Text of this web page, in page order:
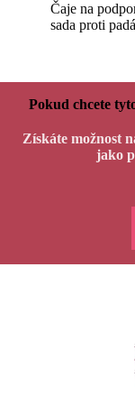
Čaje na
sada proti
Pokud chcete
Získáte možnost
jako